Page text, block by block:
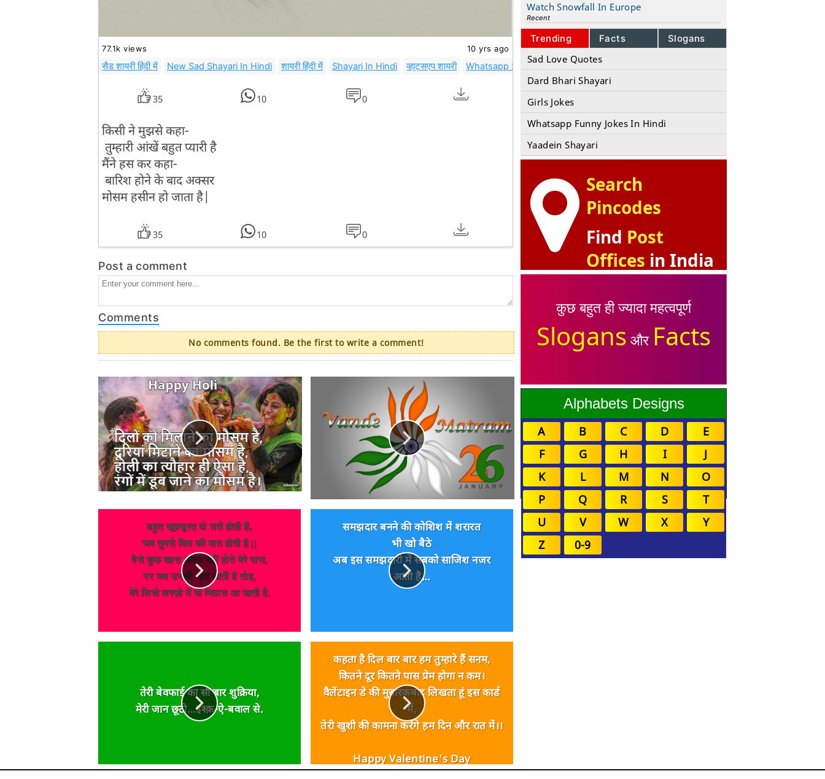
77.1k views 10 yrs ago
सैड शायरी हिंदी में New Sad Shayari In Hindi शायरी हिंदी में Shayari In Hindi व्हाट्सएप शायरी Whatsapp Shayari Whatsapp Photos
35 10 0
किसी ने मुझसे कहा-
तुम्हारी आंखें बहुत प्यारी है
मैंने हस कर कहा-
बारिश होने के बाद अक्सर
मोसम हसीन हो जाता है|
35 10 0
Post a comment
Comments
No comments found. Be the first to write a comment!
बहुत खूबसूरत वो रातें होती है,
जब तुमसे दिल की बात होती है ||
वैसे कुछ खास लफ्ज़ नहीं होते मेरे पास,
पर जब उनकी याद आती है तोह,
मेरे लिखे लफ्ज़ो में भी मिठास आ जाती है.
समझदार बनने की कोशिश में शरारत
भी खो बैठे
अब इस समझदारी में सबको साजिश नजर
आती है…
तेरी बेवफाई का सौ बार शुक्रिया,
मेरी जान छूटी…इश्क़-ऐ-बवाल से.
कहता है दिल बार बार हम तुम्हारे हैं सनम,
कितने दूर कितने पास प्रेम होगा न कम।
वैलेंटाइन डे की मुबारकबाद लिखता हूं इस कार्ड
में,
तेरी खुशी की कामना करेंगे हम दिन और रात में।।
Happy Valentine's Day
Watch Snowfall In Europe
Recent
Trending Facts Slogans
Sad Love Quotes
Dard Bhari Shayari
Girls Jokes
Whatsapp Funny Jokes In Hindi
Yaadein Shayari
Search
Pincodes
Find Post
Offices in India
कुछ बहुत ही ज्यादा महत्वपूर्ण
Slogans और Facts
Alphabets Designs
A B C D
E
F
G H I
J
K
L M N
O
P
Q R S
T
U
V W X
Y
Z
0-9